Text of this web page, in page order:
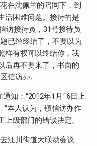
在沈佩兰的陪同下，到
活困难问题。接待的是
访接待员，31号接待员
已经终结了，不要以为
样有权可以终结你，我
后再不要来了，书面的
信访办。
知：“2012年1月16日上
”本人认为，镇信访办作
级部门的错误决定。
江川街道大联动会议